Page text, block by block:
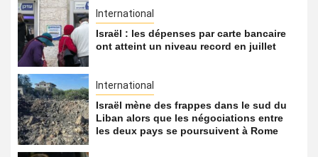
International
Israël : les dépenses par carte bancaire
ont atteint un niveau record en juillet
International
Israël mène des frappes dans le sud du
Liban alors que les négociations entre
les deux pays se poursuivent à Rome